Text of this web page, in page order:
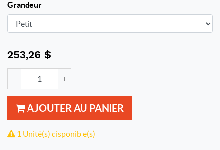
Grandeur
253,26 $
AJOUTER AU PANIER
1 Unité(s) disponible(s)